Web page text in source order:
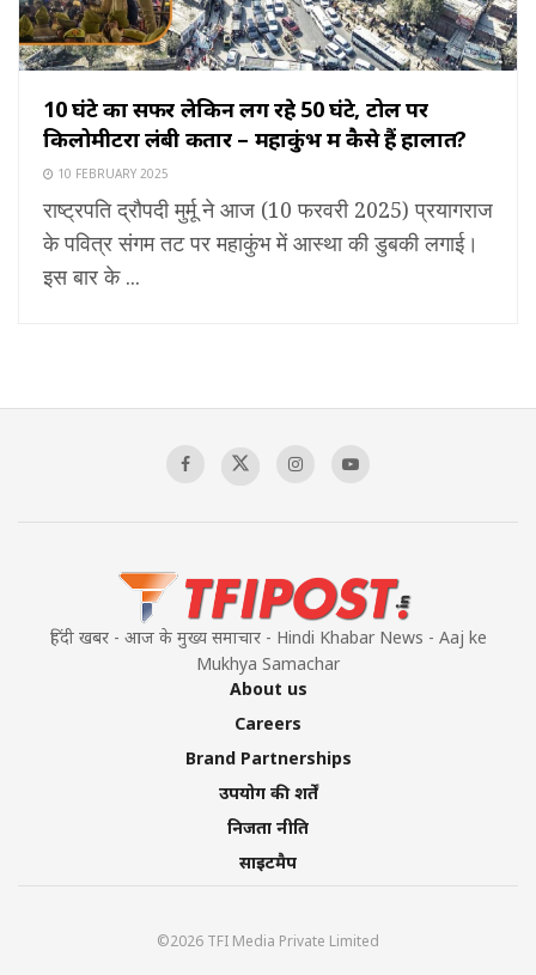
10 घंटे का सफर लेकिन लग रहे 50 घंटे, टोल पर
किलोमीटरों लंबी कतारें – महाकुंभ में कैसे हैं हालात?
10 FEBRUARY 2025
राष्ट्रपति द्रौपदी मुर्मू ने आज (10 फरवरी 2025) प्रयागराज
के पवित्र संगम तट पर महाकुंभ में आस्था की डुबकी लगाई।
इस बार के ...
हिंदी खबर - आज के मुख्य समाचार - Hindi Khabar News - Aaj ke
Mukhya Samachar
About us
Careers
Brand Partnerships
उपयोग की शर्तें
निजता नीति
साइटमैप
©2026 TFI Media Private Limited